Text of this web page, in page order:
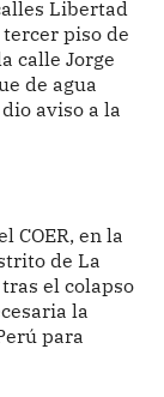
Libertad
piso de
calle Jorge
de agua
aviso a la
COER, en la
de La
el colapso
la
para